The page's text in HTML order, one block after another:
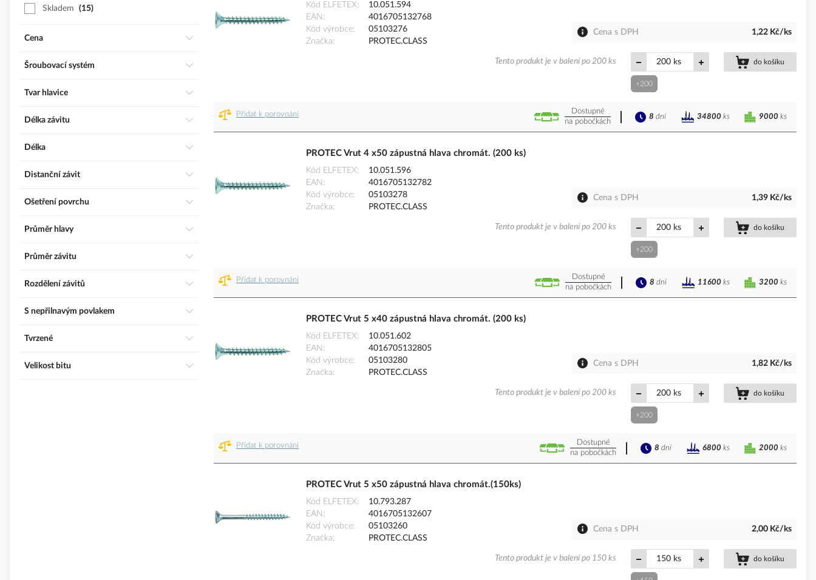
Kód ELFETEX
10.051.594
EAN
4016705132768
Kód výrobce
05103276
Značka
PROTEC.CLASS
Cena s DPH 1,22 Kč/ks
ks do košíku
+200
Tento produkt je v balení po 200 ks
Přidat k porovnání
Dostupné
na pobočkách
9000 ks
8 dní 34800 ks
PROTEC Vrut 4 x50 zápustná hlava chromát. (200 ks)
Kód ELFETEX
10.051.596
EAN
4016705132782
Kód výrobce
05103278
Značka
PROTEC.CLASS
Cena s DPH 1,39 Kč/ks
ks do košíku
+200
Tento produkt je v balení po 200 ks
Přidat k porovnání
Dostupné
na pobočkách
3200 ks
8 dní 11600 ks
PROTEC Vrut 5 x40 zápustná hlava chromát. (200 ks)
Kód ELFETEX
10.051.602
EAN
4016705132805
Kód výrobce
05103280
Značka
PROTEC.CLASS
Cena s DPH 1,82 Kč/ks
ks do košíku
+200
Tento produkt je v balení po 200 ks
Přidat k porovnání
Dostupné
na pobočkách
2000 ks
8 dní 6800 ks
PROTEC Vrut 5 x50 zápustná hlava chromát.(150ks)
Kód ELFETEX
10.793.287
EAN
4016705132607
Kód výrobce
05103260
Značka
PROTEC.CLASS
Cena s DPH 2,00 Kč/ks
ks do košíku
Tento produkt je v balení po 150 ks
Skladem 15
Cena
Šroubovací systém
Tvar hlavice
Délka závitu
Délka
Distanční závit
Ošetření povrchu
Průměr hlavy
Průměr závitu
Rozdělení závitů
S nepřilnavým povlakem
Tvrzené
Velikost bitu